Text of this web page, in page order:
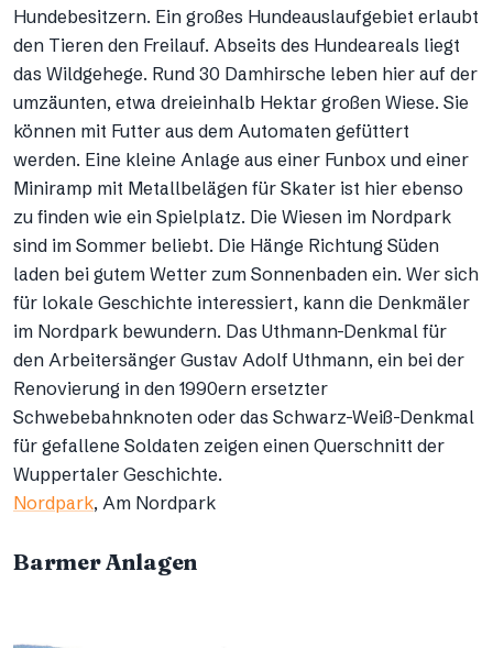
Hundebesitzern. Ein großes Hundeauslaufgebiet erlaubt
den Tieren den Freilauf. Abseits des Hundeareals liegt
das Wildgehege. Rund 30 Damhirsche leben hier auf der
umzäunten, etwa dreieinhalb Hektar großen Wiese. Sie
können mit Futter aus dem Automaten gefüttert
werden. Eine kleine Anlage aus einer Funbox und einer
Miniramp mit Metallbelägen für Skater ist hier ebenso
zu finden wie ein Spielplatz. Die Wiesen im Nordpark
sind im Sommer beliebt. Die Hänge Richtung Süden
laden bei gutem Wetter zum Sonnenbaden ein. Wer sich
für lokale Geschichte interessiert, kann die Denkmäler
im Nordpark bewundern. Das Uthmann-Denkmal für
den Arbeitersänger Gustav Adolf Uthmann, ein bei der
Renovierung in den 1990ern ersetzter
Schwebebahnknoten oder das Schwarz-Weiß-Denkmal
für gefallene Soldaten zeigen einen Querschnitt der
Wuppertaler Geschichte.
Nordpark, Am Nordpark
Barmer Anlagen